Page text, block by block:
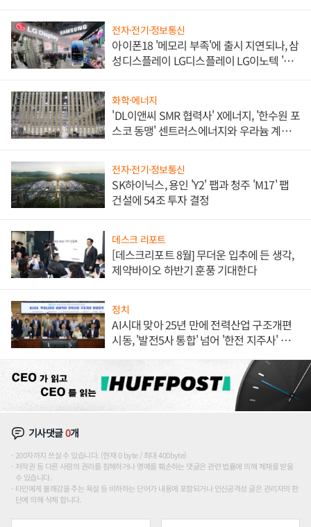
전자·전기·정보통신
아이폰18 '메모리 부족'에 출시 지연되나, 삼
성디스플레이 LG디스플레이 LG이노텍 '탈
화학·에너지
'DL이앤씨 SMR 협력사' X에너지, '한수원 포
스코 동맹' 센트러스에너지와 우라늄 계약
전자·전기·정보통신
SK하이닉스, 용인 'Y2' 팹과 청주 'M17' 팹
건설에 54조 투자 결정
데스크 리포트
[데스크리포트 8월] 무더운 입추에 든 생각,
제약바이오 하반기 훈풍 기대한다
정치
AI시대 맞아 25년 만에 전력산업 구조개편
시동, '발전5사 통합' 넘어 '한전 지주사' 재편
기사댓글0개
200자까지 쓰실 수 있습니다. (현재 0 byte / 최대 400byte)
저작권 등 다른 사람의 권리를 침해하거나 명예를 훼손하는 댓글은 관련 법률에 의해 제재를 받을
수 있습니다.
타인에게 불쾌감을 주는 욕설 등 비하하는 단어가 내용에 포함되거나 인신공격성 글은 관리자의 판
단에 의해 삭제 합니다.